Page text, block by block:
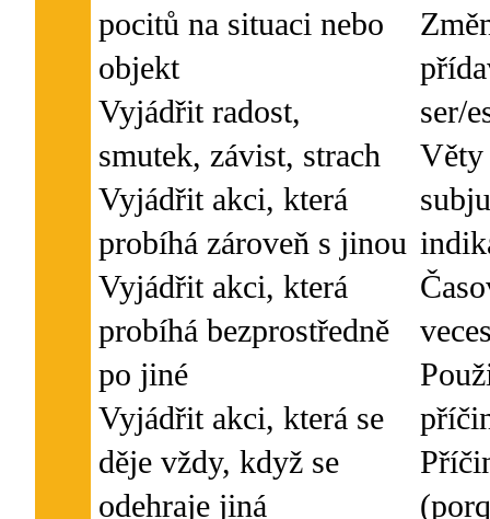
pocitů na situaci nebo
objekt
Vyjádřit radost,
smutek, závist, strach
Vyjádřit akci, která
probíhá zároveň s jinou
Vyjádřit akci, která
probíhá bezprostředně
po jiné
Vyjádřit akci, která se
děje vždy, když se
odehraje jiná
ser/
Věty